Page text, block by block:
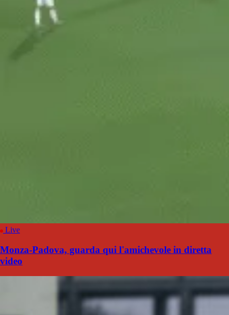
Live
Monza-Padova, guarda qui l'amichevole in diretta
video